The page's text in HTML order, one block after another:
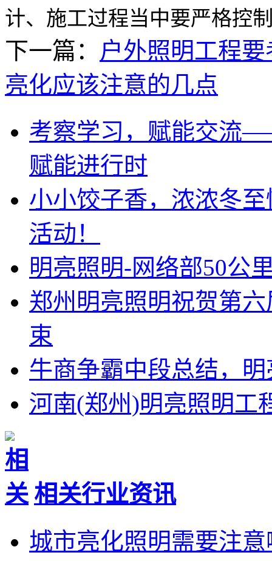
计、施工过程当中要严格控
下一篇： 户外照明工程
亮化应该注意的几点
考察学习，赋能交流
赋能进行时
小小饺子香，浓浓冬
活动！
明亮照明-网络部50公
郑州明亮照明祝贺第
束
牛商争霸中段总结，
河南(郑州)明亮照明工
相关行业资讯
城市亮化照明需要注意